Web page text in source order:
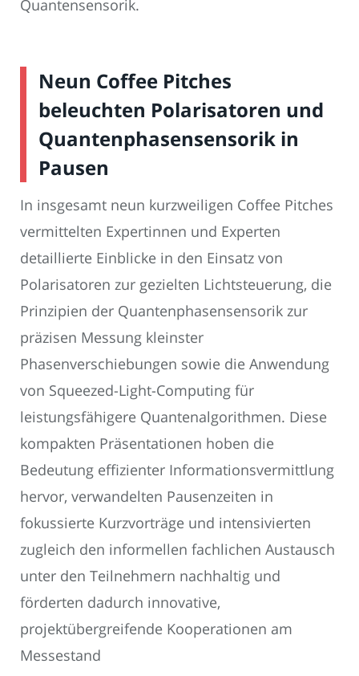
Quantensensorik.
Neun Coffee Pitches
beleuchten Polarisatoren und
Quantenphasensensorik in
Pausen
In insgesamt neun kurzweiligen Coffee Pitches
vermittelten Expertinnen und Experten
detaillierte Einblicke in den Einsatz von
Polarisatoren zur gezielten Lichtsteuerung, die
Prinzipien der Quantenphasensensorik zur
präzisen Messung kleinster
Phasenverschiebungen sowie die Anwendung
von Squeezed-Light-Computing für
leistungsfähigere Quantenalgorithmen. Diese
kompakten Präsentationen hoben die
Bedeutung effizienter Informationsvermittlung
hervor, verwandelten Pausenzeiten in
fokussierte Kurzvorträge und intensivierten
zugleich den informellen fachlichen Austausch
unter den Teilnehmern nachhaltig und
förderten dadurch innovative,
projektübergreifende Kooperationen am
Messestand